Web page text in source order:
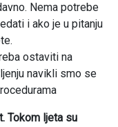
Nema potrebe
i ako je u pitanju
ostaviti na
navikli smo se
Tokom ljeta su